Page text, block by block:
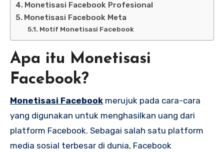
Monetisasi Facebook Profesional
Monetisasi Facebook Meta
Motif Monetisasi Facebook
Apa itu Monetisasi
Facebook?
Monetisasi Facebook merujuk pada cara-cara
yang digunakan untuk menghasilkan uang dari
platform Facebook. Sebagai salah satu platform
media sosial terbesar di dunia, Facebook